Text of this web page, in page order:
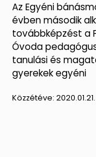
Az Egyéni
évben második
továbbképzést a
Óvoda
tanulási és
gyerekek egyéni
Közzétéve: 2020.01.21.